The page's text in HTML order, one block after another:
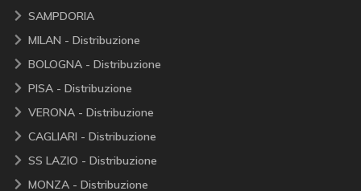
SAMPDORIA
MILAN - Distribuzione
BOLOGNA - Distribuzione
PISA - Distribuzione
VERONA - Distribuzione
CAGLIARI - Distribuzione
SS LAZIO - Distribuzione
MONZA - Distribuzione